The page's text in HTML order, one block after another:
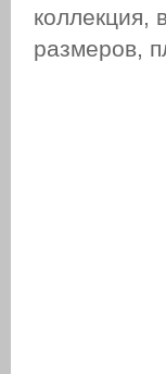
коллекция,
размеров,